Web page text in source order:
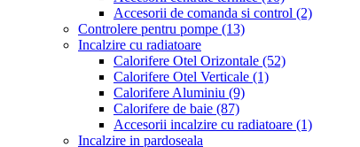
Accesorii de comanda si control (2)
Controlere pentru pompe (13)
Incalzire cu radiatoare
Calorifere Otel Orizontale (52)
Calorifere Otel Verticale (1)
Calorifere Aluminiu (9)
Calorifere de baie (87)
Accesorii incalzire cu radiatoare (1)
Incalzire in pardoseala